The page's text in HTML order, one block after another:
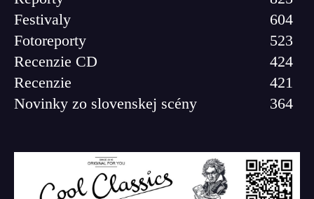
Festivaly
604
Fotoreporty
523
Recenzie CD
424
Recenzie
421
Novinky zo slovenskej scény
364